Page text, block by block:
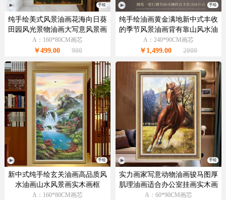
手绘
纯手绘美式风景油画花海向日葵
田园风光景物油画大写意风景画
A：160*80CM画芯
￥499.00 900
手绘
纯手绘油画黄金满地新中式丰收
的季节风景油画背有靠山风水油
画实木画框
A：240*90CM画芯
￥1,499.00 2000
手绘
新中式纯手绘玄关油画高品质风
水油画山水风景画实木画框
A：160*80CM画芯
手绘
实力画家写意动物油画骏马图厚
肌理油画适合办公室挂画实木画
框
A：60*90CM画芯